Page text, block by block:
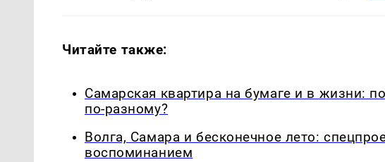
Читайте также:
Самарская квартира на бумаге и в жизни:
по-разному?
Волга, Самара и бесконечное лето:
воспоминанием